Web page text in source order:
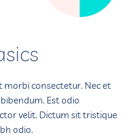
morbi consectetur. Nec et
Est odio
velit. Dictum sit tristique
odio.